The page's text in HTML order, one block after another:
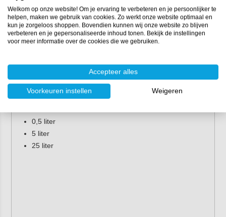
Eigenschappen
0,5 liter
5 liter
25 liter
Welkom op onze website! Om je ervaring te verbeteren en je persoonlijker te
helpen, maken we gebruik van cookies. Zo werkt onze website optimaal en
kun je zorgeloos shoppen. Bovendien kunnen wij onze website zo blijven
verbeteren en je gepersonaliseerde inhoud tonen. Bekijk de instellingen
voor meer informatie over de cookies die we gebruiken.
Accepteer alles
Voorkeuren instellen Weigeren